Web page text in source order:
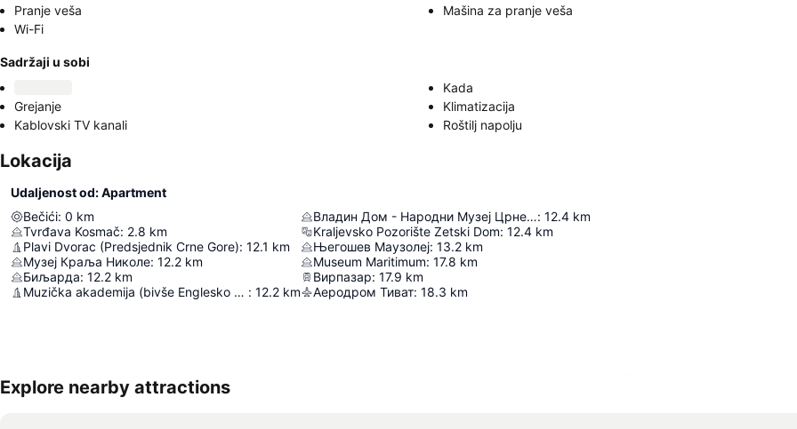
Pranje veša
Mašina za pranje veša
Wi-Fi
Sadržaji u sobi
Kada
Grejanje
Klimatizacija
Kablovski TV kanali
Roštilj napolju
Lokacija
Udaljenost od: Apartment
Bečići: 0 km
Tvrđava Kosmač: 2.8 km
Plavi Dvorac (Predsjednik Crne Gore): 12.1 km
Музеј Краља Николе: 12.2 km
Биљарда: 12.2 km
Muzička akademija (bivše Englesko poslanstvo) : 12.2 km
Владин Дом - Народни Музеј Црне Горе: 12.4 km
Kraljevsko Pozorište Zetski Dom: 12.4 km
Његошев Маузолеј: 13.2 km
Museum Maritimum: 17.8 km
Вирпазар: 17.9 km
Аеродром Тиват: 18.3 km
Explore nearby attractions